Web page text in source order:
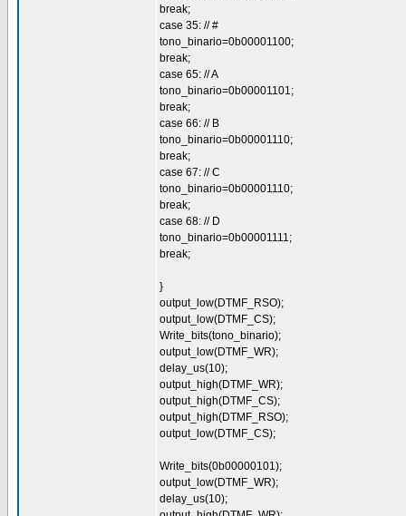
break;
case 35: // #
tono_binario=0b00001100;
break;
case 65: // A
tono_binario=0b00001101;
break;
case 66: // B
tono_binario=0b00001110;
break;
case 67: // C
tono_binario=0b00001110;
break;
case 68: // D
tono_binario=0b00001111;
break;
}
output_low(DTMF_RSO);
output_low(DTMF_CS);
Write_bits(tono_binario);
output_low(DTMF_WR);
delay_us(10);
output_high(DTMF_WR);
output_high(DTMF_CS);
output_high(DTMF_RSO);
output_low(DTMF_CS);
Write_bits(0b00000101);
output_low(DTMF_WR);
delay_us(10);